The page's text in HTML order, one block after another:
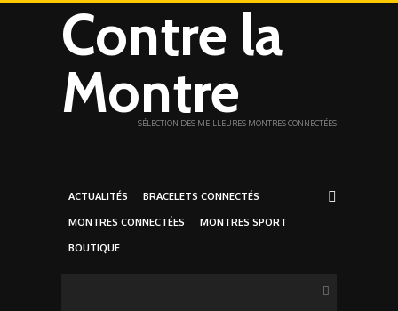
Contre la
Montre
SÉLECTION DES MEILLEURES MONTRES CONNECTÉES
ACTUALITÉS BRACELETS CONNECTÉS
MONTRES CONNECTÉES MONTRES SPORT
BOUTIQUE